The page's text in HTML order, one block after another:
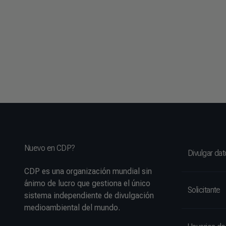
Nuevo en CDP?
CDP es una organización mundial sin
ánimo de lucro que gestiona el único
sistema independiente de divulgación
medioambiental del mundo.
Divulgar
Solicitante